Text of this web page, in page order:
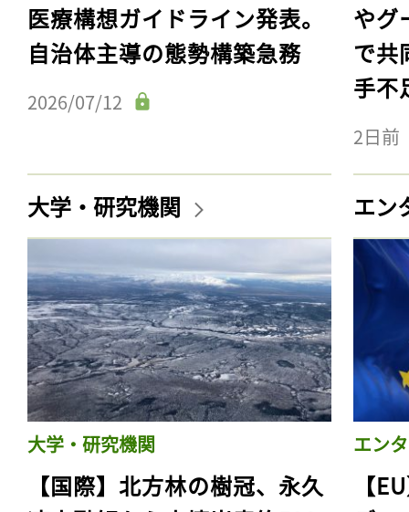
医療構想ガイドライン発表。
自治体主導の態勢構築急務
2026/07/12
やグ
で共
手不
2日前
大学・研究機関
大学・研究機関
【国際】北方林の樹冠、永久
エン
エン
【